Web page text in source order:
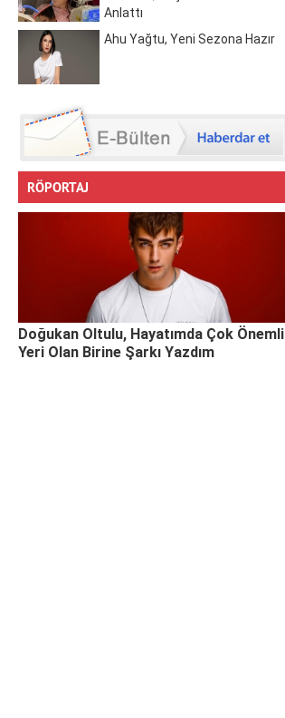
Anlattı
Ahu Yağtu, Yeni Sezona Hazır
RÖPORTAJ
Doğukan Oltulu, Hayatımda Çok Önemli
Yeri Olan Birine Şarkı Yazdım